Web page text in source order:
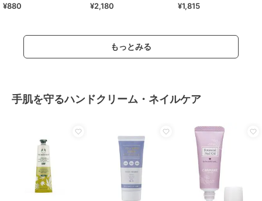
¥880
Ｇ
¥2,180 ¥1,815
もっとみる
手肌を守るハンドクリーム・ネイルケア